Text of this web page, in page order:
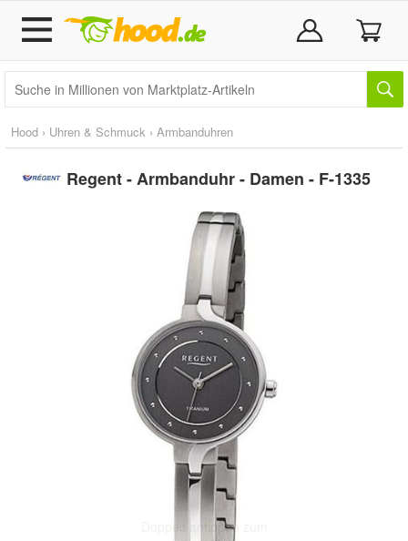
Hood › Uhren & Schmuck › Armbanduhren
Regent - Armbanduhr - Damen - F-1335
Doppelt antippen zum